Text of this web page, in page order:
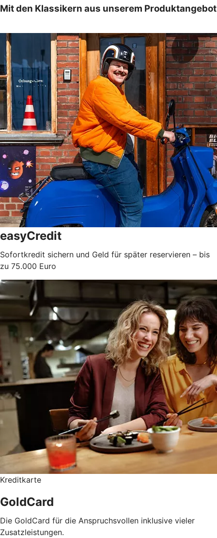
Mit den Klassikern aus unserem Produktangebot
easyCredit
Sofortkredit sichern und Geld für später reservieren – bis
zu 75.000 Euro
Kreditkarte
GoldCard
Die GoldCard für die Anspruchsvollen inklusive vieler
Zusatzleistungen.